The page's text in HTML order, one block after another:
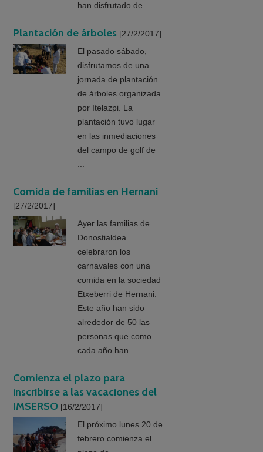
han disfrutado de ...
Plantación de árboles [27/2/2017]
El pasado sábado,
disfrutamos de una
jornada de plantación
de árboles organizada
por Itelazpi. La
plantación tuvo lugar
en las inmediaciones
del campo de golf de
Comida de familias en Hernani
[27/2/2017]
Ayer las familias de
Donostialdea
celebraron los
carnavales con una
comida en la sociedad
Etxeberri de Hernani.
Este año han sido
alrededor de 50 las
personas que como
cada año han ...
Comienza el plazo para
inscribirse a las vacaciones del
IMSERSO [16/2/2017]
El próximo lunes 20 de
febrero comienza el